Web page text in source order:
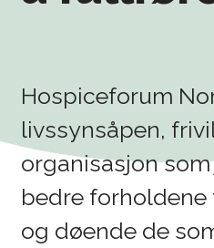
Hospiceforum
livssynsåpen,
organisasjon
bedre
og døende de